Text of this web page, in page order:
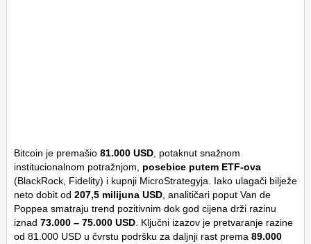
Bitcoin je premašio 81.000 USD , potaknut snažnom
institucionalnom potražnjom, posebice putem ETF-ova
(BlackRock, Fidelity) i kupnji MicroStrategyja. Iako ulagači bilježe
neto dobit od 207,5 milijuna USD , analitičari poput Van de
Poppea smatraju trend pozitivnim dok god cijena drži razinu
iznad 73.000 – 75.000 USD . Ključni izazov je pretvaranje razine
od 81.000 USD u čvrstu podršku za daljnji rast prema 89.000